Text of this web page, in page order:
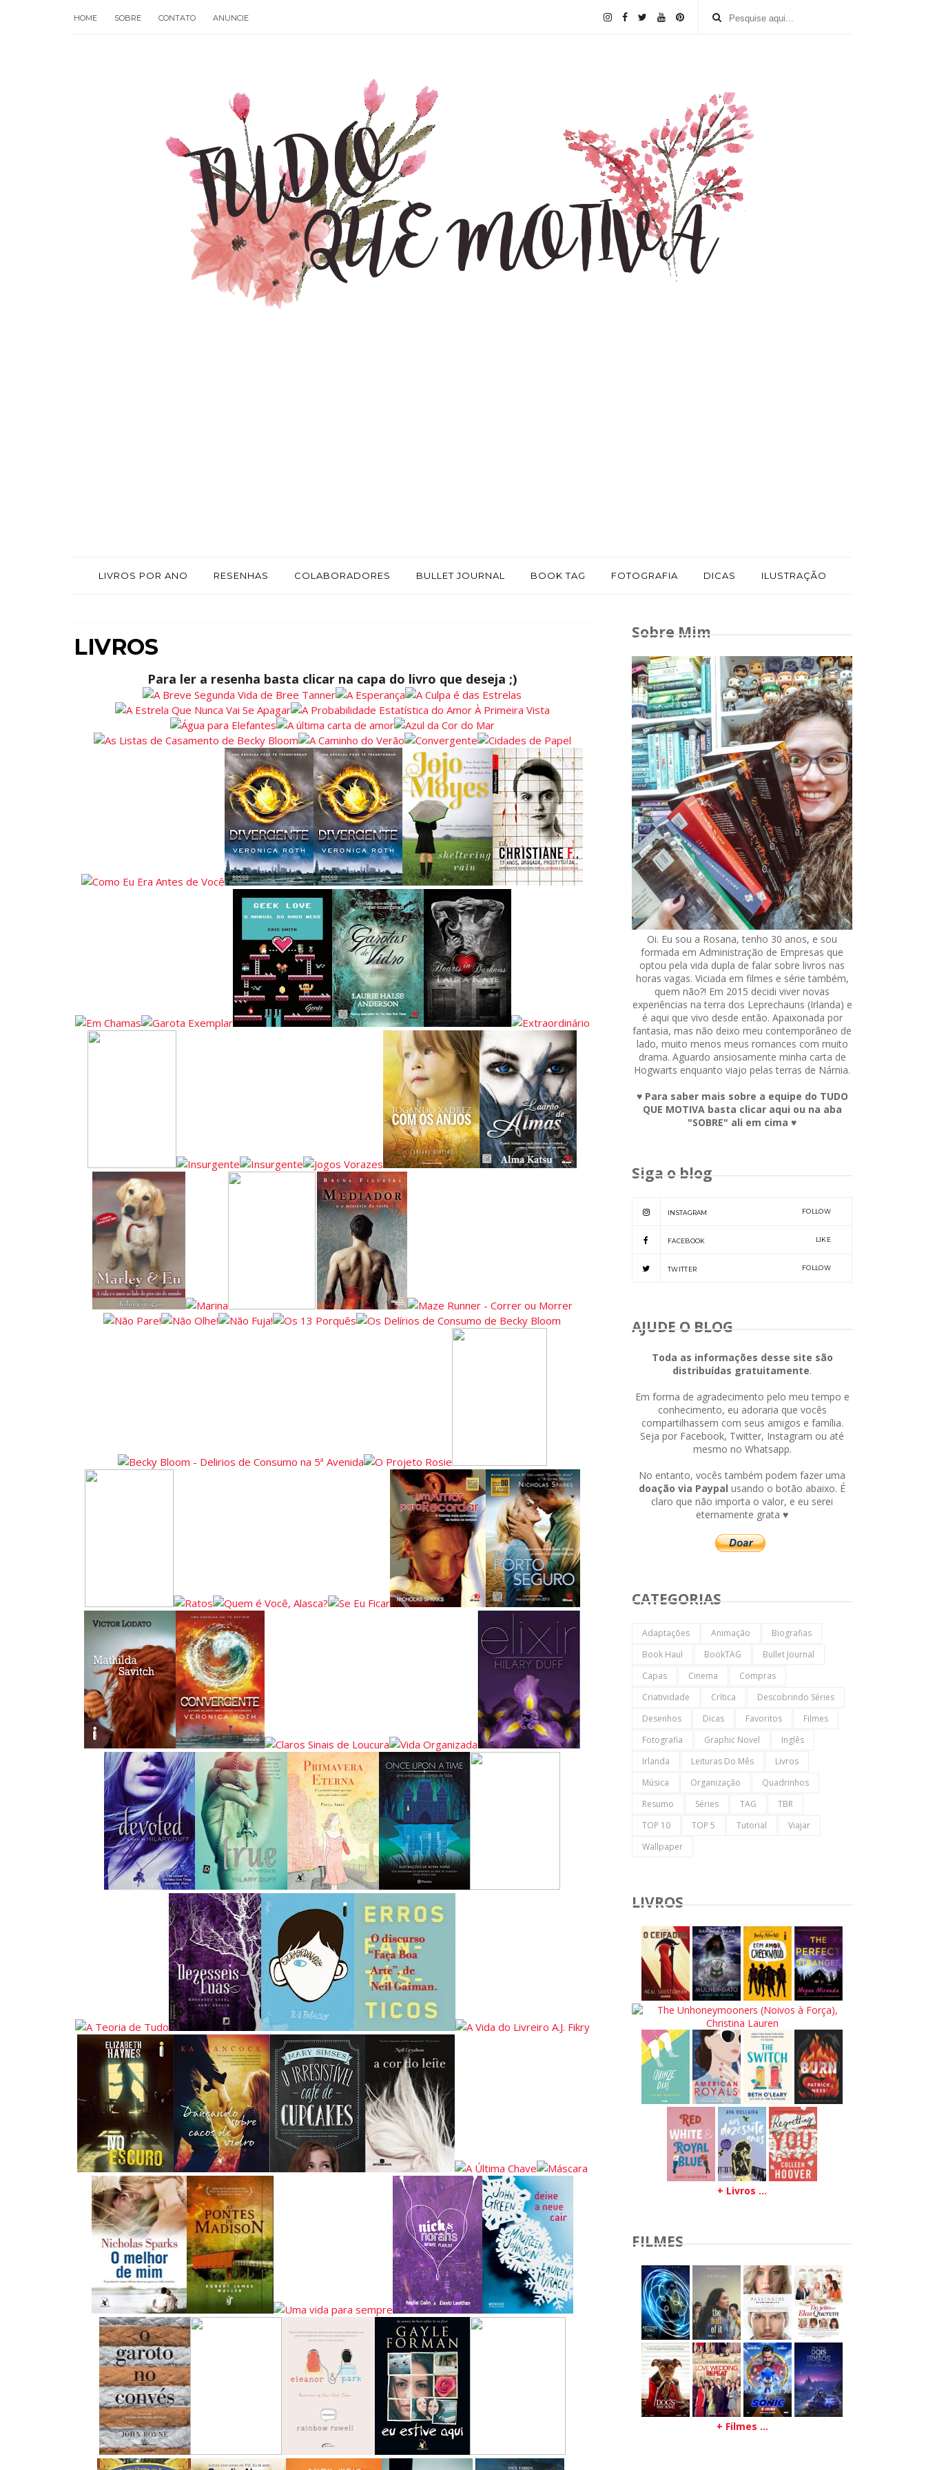
HOME SOBRE CONTATO ANUNCIE
LIVROS POR ANO RESENHAS COLABORADORES BULLET JOURNAL BOOK TAG FOTOGRAFIA DICAS ILUSTRAÇÃO
LIVROS
Para ler a resenha basta clicar na capa do livro que deseja ;)
Sobre Mim
Oi. Eu sou a Rosana, tenho 30 anos, e sou
formada em Administração de Empresas que
optou pela vida dupla de falar sobre livros nas
horas vagas. Viciada em filmes e série também,
quem não?! Em 2015 decidi viver novas
experiências na terra dos Leprechauns (Irlanda) e
é aqui que vivo desde então. Apaixonada por
fantasia, mas não deixo meu contemporâneo de
lado, muito menos meus romances com muito
drama. Aguardo ansiosamente minha carta de
Hogwarts enquanto viajo pelas terras de Nárnia.
♥ Para saber mais sobre a equipe do TUDO
QUE MOTIVA basta clicar aqui ou na aba
"SOBRE" ali em cima ♥
Siga o blog
INSTAGRAM FOLLOW
FACEBOOK LIKE
TWITTER FOLLOW
AJUDE O BLOG
Toda as informações desse site são
distribuídas gratuitamente.
Em forma de agradecimento pelo meu tempo e
conhecimento, eu adoraria que vocês
compartilhassem com seus amigos e família.
Seja por Facebook, Twitter, Instagram ou até
mesmo no Whatsapp.
No entanto, vocês também podem fazer uma
doação via Paypal usando o botão abaixo. É
claro que não importa o valor, e eu serei
eternamente grata ♥
CATEGORIAS
Adaptações Animação
Biografias
Book Haul
BookTAG
Bullet Journal
Capas
Cinema
Compras
Criatividade
Crítica
Descobrindo Séries
Desenhos
Dicas Favoritos
Filmes
Fotografia
Graphic Novel
Inglês
Irlanda
Leituras Do Mês
Livros
Música
Organização
Quadrinhos
Resumo
Séries TAG
TBR
TOP 10
TOP 5 Tutorial
Viajar
Wallpaper
LIVROS
+ Livros ...
FILMES
+ Filmes ...